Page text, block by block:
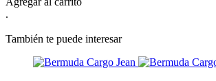
.
También te puede interesar